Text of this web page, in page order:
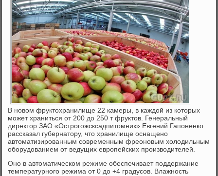
В новом фруктохранилище 22 камеры, в каждой из которых
может храниться от 200 до 250 т фруктов. Генеральный
директор ЗАО «Острогожсксадпитомник» Евгений Гапоненко
рассказал губернатору, что хранилище оснащено
автоматизированным современным фреоновым холодильным
оборудованием от ведущих европейских производителей.
Оно в автоматическом режиме обеспечивает поддержание
температурного режима от 0 до +4 градусов. Влажность